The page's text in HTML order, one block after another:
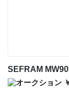
SEFRAM